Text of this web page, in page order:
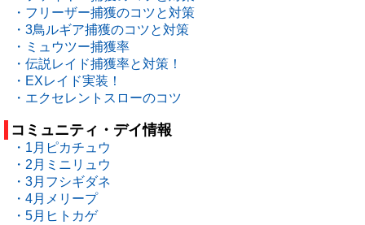
・フリーザー捕獲のコツと対策
・3鳥ルギア捕獲のコツと対策
・ミュウツー捕獲率
・伝説レイド捕獲率と対策！
・EXレイド実装！
・エクセレントスローのコツ
コミュニティ・デイ情報
・1月ピカチュウ
・2月ミニリュウ
・3月フシギダネ
・4月メリープ
・5月ヒトカゲ